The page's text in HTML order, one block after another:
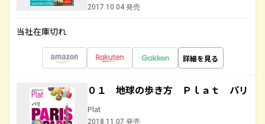
2017.10.04 発売
当社在庫切れ
詳細を見る
０１ 地球の歩き方 Ｐｌａｔ パリ
Plat
2018.11.07 発売